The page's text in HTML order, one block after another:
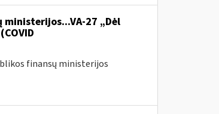
27 „Dėl
finansų ministerijos